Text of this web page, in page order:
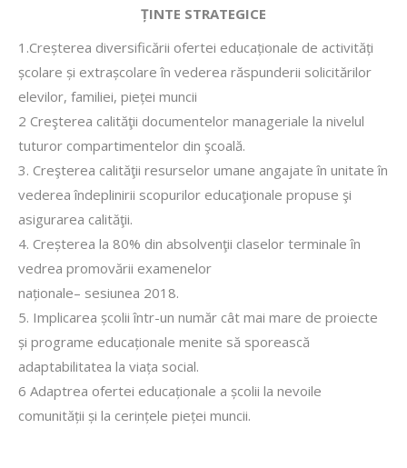
ȚINTE STRATEGICE
1.Creșterea diversificării ofertei educaționale de activități
școlare și extrașcolare în vederea răspunderii solicitărilor
elevilor, familiei, pieței muncii
2 Creşterea calităţii documentelor manageriale la nivelul
tuturor compartimentelor din şcoală.
3. Creşterea calităţii resurselor umane angajate în unitate în
vederea îndeplinirii scopurilor educaţionale propuse şi
asigurarea calităţii.
4. Creșterea la 80% din absolvenţii claselor terminale în
vedrea promovării examenelor
naționale– sesiunea 2018.
5. Implicarea școlii într-un număr cât mai mare de proiecte
și programe educaționale menite să sporească
adaptabilitatea la viața social.
6 Adaptrea ofertei educaționale a școlii la nevoile
comunității și la cerințele pieței muncii.